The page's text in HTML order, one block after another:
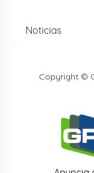
Noticias
Copyright ©